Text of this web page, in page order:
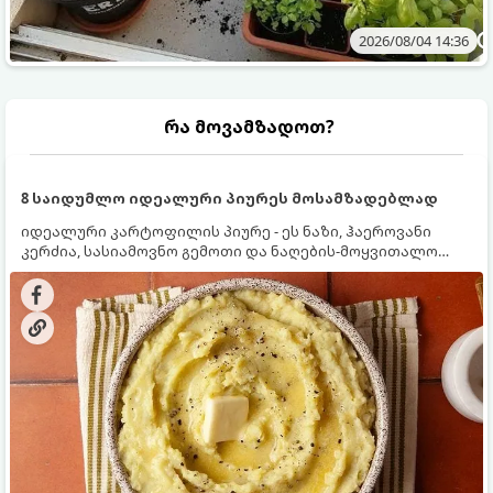
2026/08/04 14:36
რა მოვამზადოთ?
8 საიდუმლო იდეალური პიურეს მოსამზადებლად
იდეალური კარტოფილის პიურე - ეს ნაზი, ჰაეროვანი
კერძია, სასიამოვნო გემოთი და ნაღების-მოყვითალო
ფერით. მისი მომზადება ძალიან მარტივია, მაგრამ
არსებობს რამდენიმე საიდუმლო, რომლებიც უნდა
იცოდეთ, რომ პიურე იდეალურად გემრიელი გამოვიდეს.